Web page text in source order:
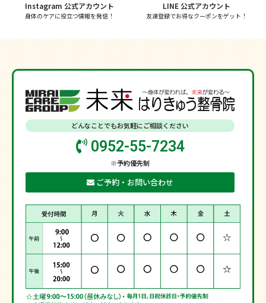
Instagram 公式アカウント
身体のケアに役立つ情報を発信！
LINE 公式アカウント
友達登録でお得なクーポンをゲット！
どんなことでもお気軽にご相談ください
0952-55-7234
※予約優先制
ご予約・お問い合わせ